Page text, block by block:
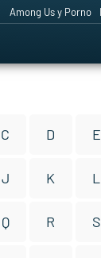
Among Us y Porno
C D E
J K L
Q R S